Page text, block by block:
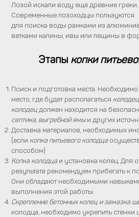
Лозой искали воду еще древние греки.
Современные лозоходцы пользуются
для поиска воды рамками из
ветками калины, ивы или лещины в
Этапы копки
Поиск и подготовка места.
место, где будет располагаться колодец
колодец должен находится на
септика, выгребной ямыи других
Доставка материалов, необходимых
(если копка питьевого колодца
способом)
Копка колодцаи установка колец Для
результата рекомендуем прибегать к
Они обладают необходимыми
выполнения этой работы.
Скрепление бетонных колец и замазка
колодца, необходимо укрепить стенки